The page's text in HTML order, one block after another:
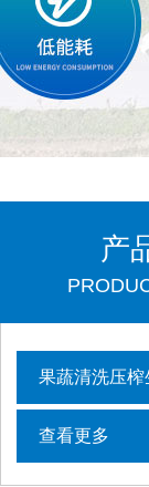
产
果蔬清洗压榨
查看更多